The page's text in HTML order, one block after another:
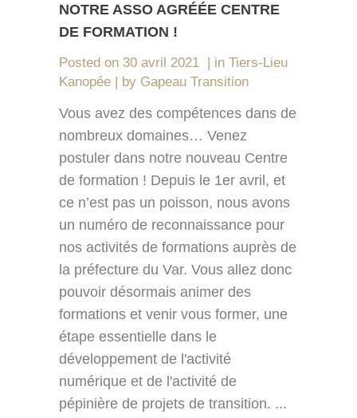
NOTRE ASSO AGRÉÉE CENTRE
DE FORMATION !
Posted on 30 avril 2021 in Tiers-Lieu
Kanopée
by Gapeau Transition
Vous avez des compétences dans de
nombreux domaines… Venez
postuler dans notre nouveau Centre
de formation ! Depuis le 1er avril, et
ce n’est pas un poisson, nous avons
un numéro de reconnaissance pour
nos activités de formations auprès de
la préfecture du Var. Vous allez donc
pouvoir désormais animer des
formations et venir vous former, une
étape essentielle dans le
développement de l'activité
numérique et de l'activité de
pépinière de projets de transition. ...